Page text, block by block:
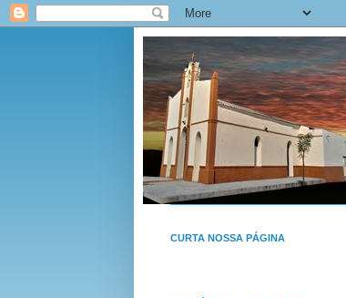
CURTA NOSSA PÁGINA